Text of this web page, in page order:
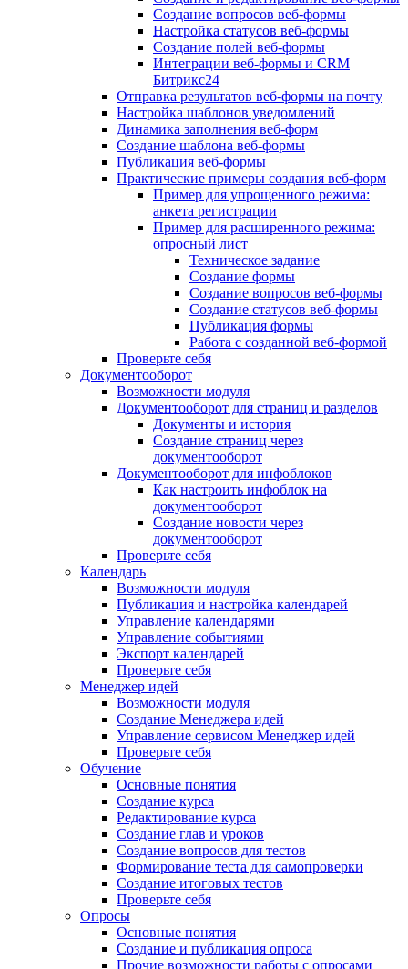
Создание вопросов веб-формы
Настройка статусов веб-формы
Создание полей веб-формы
Интеграции веб-формы и CRM
Битрикс24
Отправка результатов веб-формы на почту
Настройка шаблонов уведомлений
Динамика заполнения веб-форм
Создание шаблона веб-формы
Публикация веб-формы
Практические примеры создания веб-форм
Пример для упрощенного режима:
анкета регистрации
Пример для расширенного режима:
опросный лист
Техническое задание
Создание формы
Создание вопросов веб-формы
Создание статусов веб-формы
Публикация формы
Работа с созданной веб-формой
Проверьте себя
Документооборот
Возможности модуля
Документооборот для страниц и разделов
Документы и история
Создание страниц через
документооборот
Документооборот для инфоблоков
Как настроить инфоблок на
документооборот
Создание новости через
документооборот
Проверьте себя
Календарь
Возможности модуля
Публикация и настройка календарей
Управление календарями
Управление событиями
Экспорт календарей
Проверьте себя
Менеджер идей
Возможности модуля
Создание Менеджера идей
Управление сервисом Менеджер идей
Проверьте себя
Обучение
Основные понятия
Создание курса
Редактирование курса
Создание глав и уроков
Создание вопросов для тестов
Формирование теста для самопроверки
Создание итоговых тестов
Проверьте себя
Опросы
Основные понятия
Создание и публикация опроса
Прочие возможности работы с опросами